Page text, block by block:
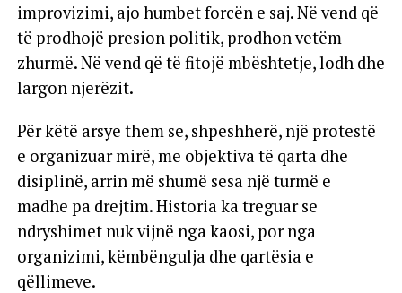
improvizimi, ajo humbet forcën e saj. Në vend që
të prodhojë presion politik, prodhon vetëm
zhurmë. Në vend që të fitojë mbështetje, lodh dhe
largon njerëzit.
Për këtë arsye them se, shpeshherë, një protestë
e organizuar mirë, me objektiva të qarta dhe
disiplinë, arrin më shumë sesa një turmë e
madhe pa drejtim. Historia ka treguar se
ndryshimet nuk vijnë nga kaosi, por nga
organizimi, këmbëngulja dhe qartësia e
qëllimeve.